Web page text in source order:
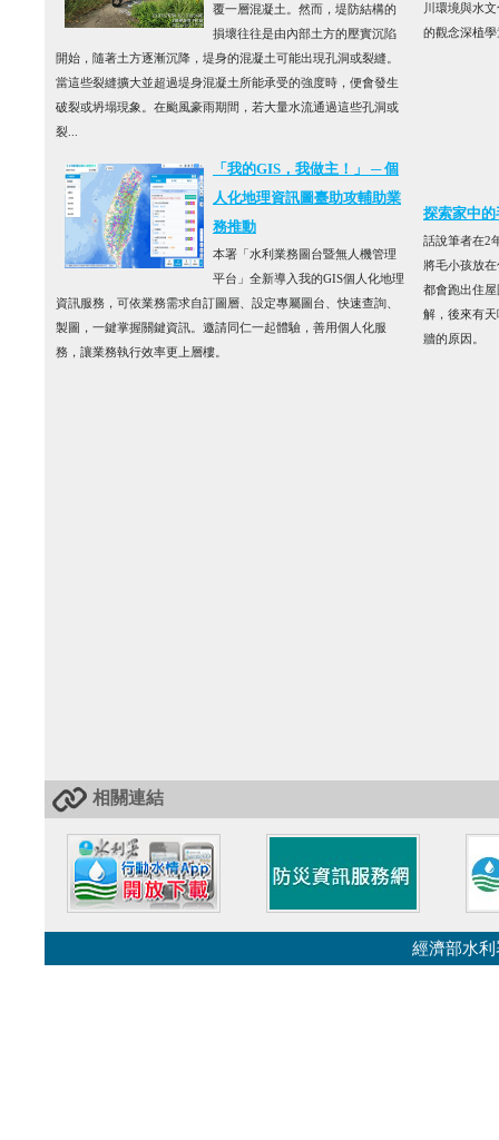
覆一層混凝土。然而，堤防結構的
損壞往往是由內部土方的壓實沉陷
開始，隨著土方逐漸沉降，堤身的混凝土可能出現孔洞或裂縫。
當這些裂縫擴大並超過堤身混凝土所能承受的強度時，便會發生
破裂或坍塌現象。在颱風豪雨期間，若大量水流通過這些孔洞或
裂...
「我的GIS，我做主！」 ─ 個
人化地理資訊圖臺助攻輔助業
務推動
本署「水利業務圖台暨無人機管理
平台」全新導入我的GIS個人化地理
資訊服務，可依業務需求自訂圖層、設定專屬圖台、快速查詢、
製圖，一鍵掌握關鍵資訊。邀請同仁一起體驗，善用個人化服
務，讓業務執行效率更上層樓。
川環境與水
的觀念深植
探索家中
話說筆者在2
將毛小孩放
都會跑出住
解，後來有
牆的原因。
相關連結
經濟部水